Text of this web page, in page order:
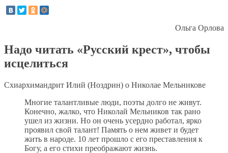
Ольга Орлова
Надо читать «Русский крест», чтобы
исцелиться
Схиархимандрит Илий (Ноздрин) о Николае Мельникове
Многие талантливые люди, поэты долго не живут.
Конечно, жалко, что Николай Мельников так рано
ушел из жизни. Но он очень усердно работал, ярко
проявил свой талант! Память о нем живет и будет
жить в народе. 10 лет прошло с его преставления к
Богу, а его стихи преображают жизнь.